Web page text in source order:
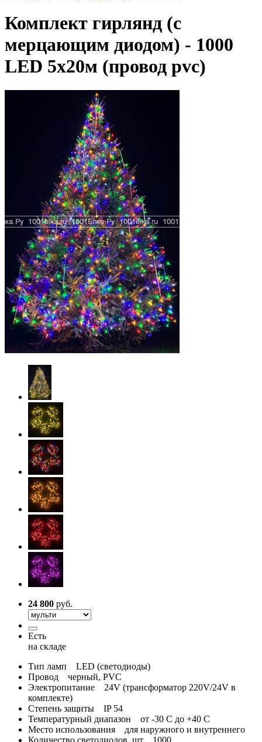
Комплект гирлянд (с
мерцающим диодом) - 1000
LED 5x20м (провод pvc)
24 800 руб.
Есть
на складе
Тип ламп LED (светодиоды)
Провод черный, PVC
Электропитание 24V (трансформатор 220V/24V в
комплекте)
Степень защиты IP 54
Температурный диапазон от -30 С до +40 С
Место использования для наружного и внутреннего
Количество светодиодов, шт 1000